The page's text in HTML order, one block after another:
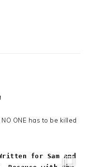
ONE has to be killed